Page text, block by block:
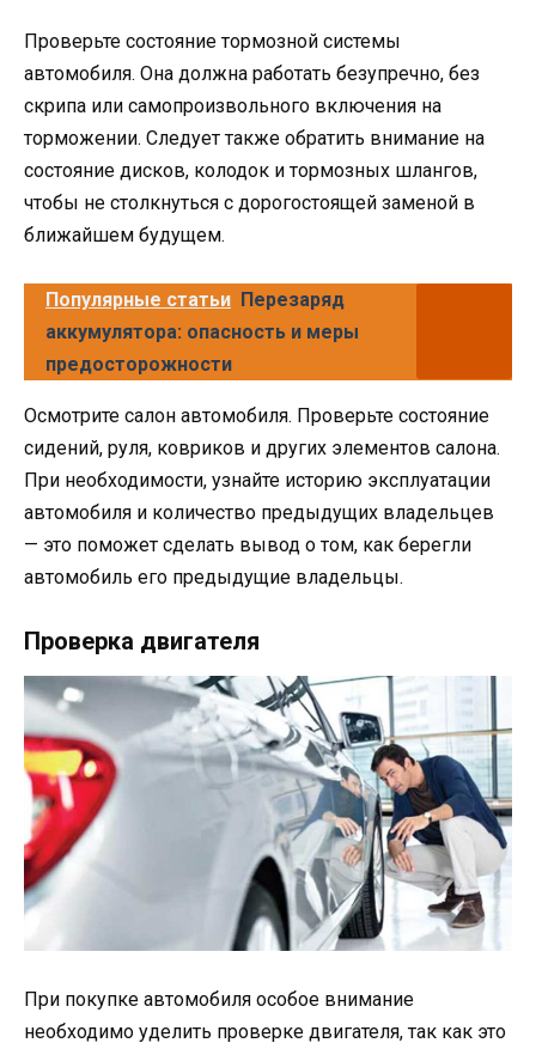
Проверьте состояние тормозной системы
автомобиля. Она должна работать безупречно, без
скрипа или самопроизвольного включения на
торможении. Следует также обратить внимание на
состояние дисков, колодок и тормозных шлангов,
чтобы не столкнуться с дорогостоящей заменой в
ближайшем будущем.
Популярные статьи Перезаряд
аккумулятора: опасность и меры
предосторожности
Осмотрите салон автомобиля. Проверьте состояние
сидений, руля, ковриков и других элементов салона.
При необходимости, узнайте историю эксплуатации
автомобиля и количество предыдущих владельцев
— это поможет сделать вывод о том, как берегли
автомобиль его предыдущие владельцы.
Проверка двигателя
При покупке автомобиля особое внимание
необходимо уделить проверке двигателя, так как это